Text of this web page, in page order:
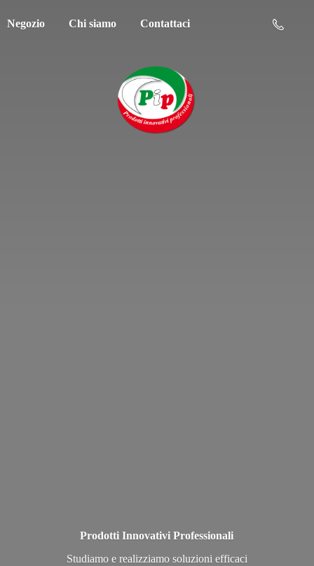
Negozio Chi siamo Contattaci
Prodotti Innovativi Professionali
Studiamo e realizziamo soluzioni efficaci